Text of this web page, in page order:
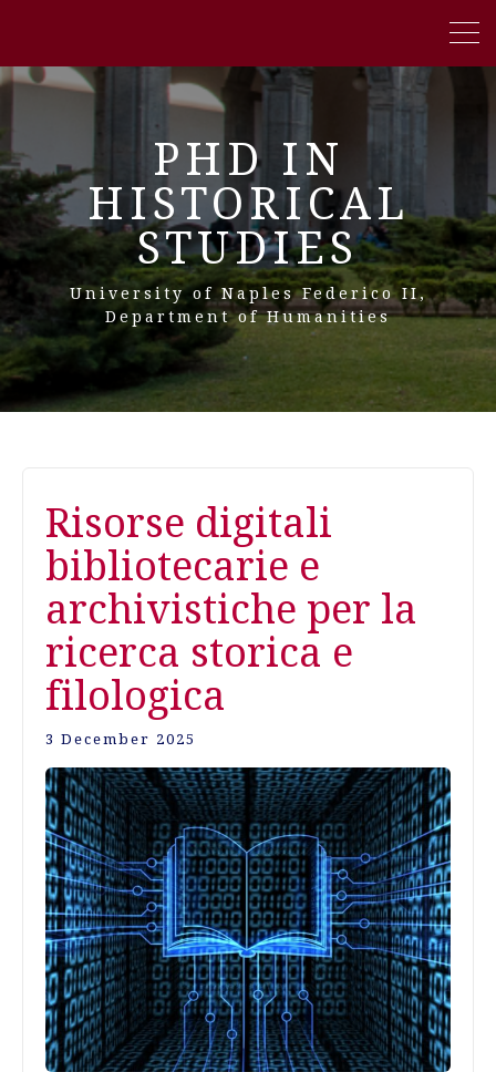
PHD IN
HISTORICAL
STUDIES
University of Naples Federico II,
Department of Humanities
Risorse digitali
bibliotecarie e
archivistiche per la
ricerca storica e
filologica
3 December 2025